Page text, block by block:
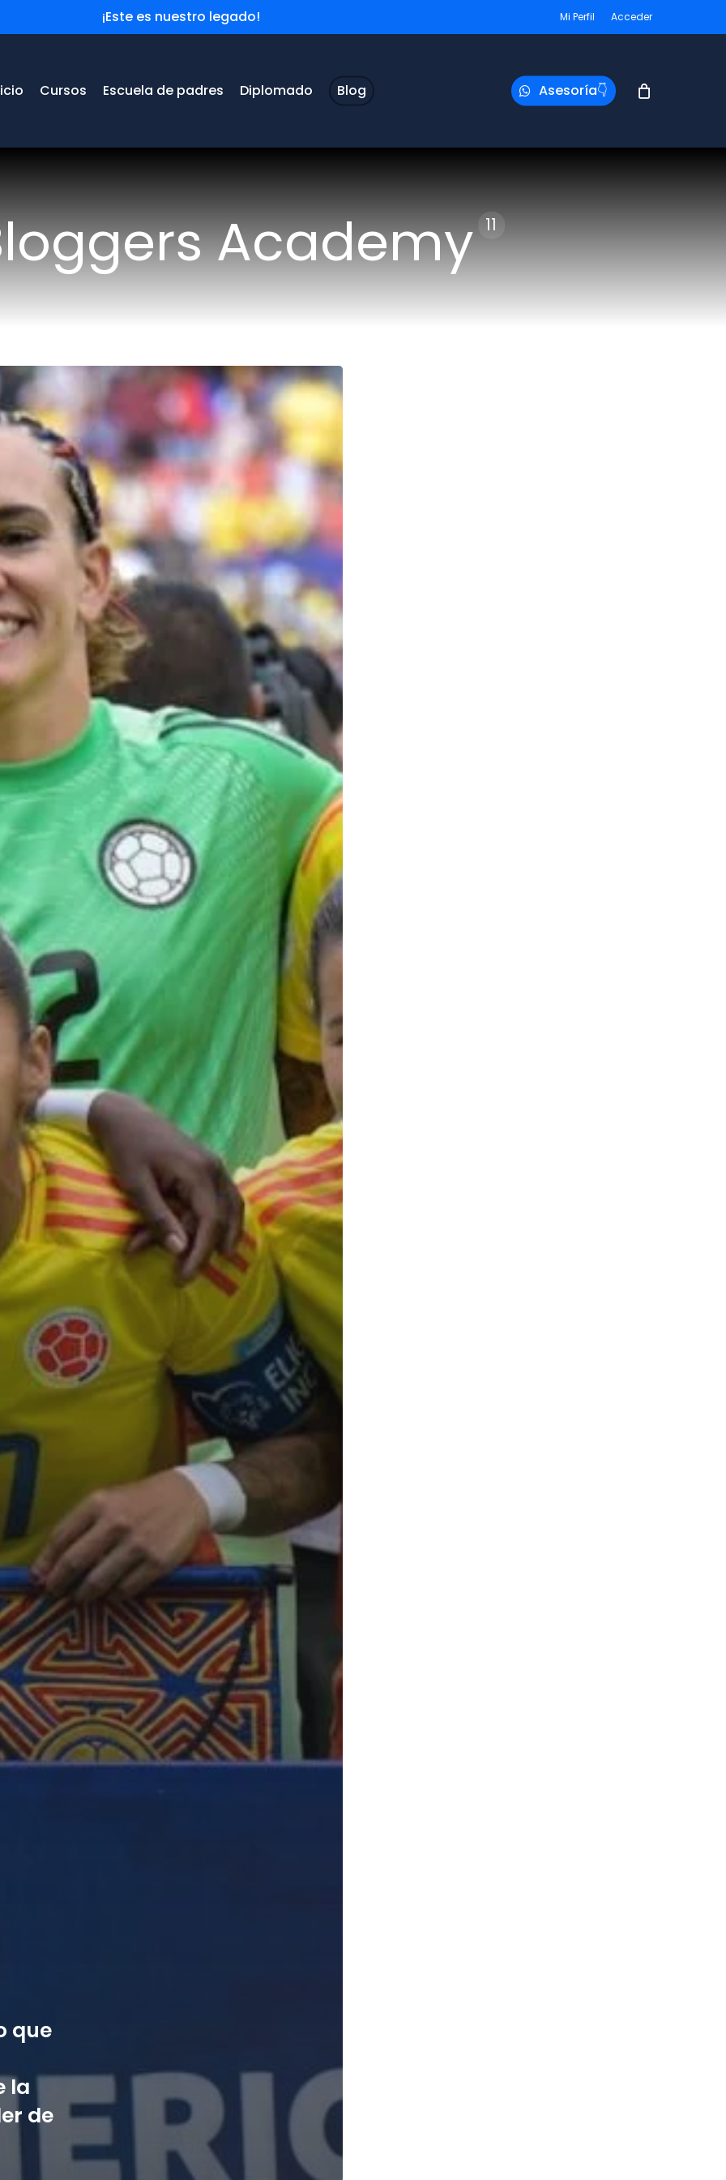
¡Este es nuestro legado! Mi Perfil Acceder
Cursos Escuela de padres Diplomado Blog Asesoría👇
Academy 11
que
la
de